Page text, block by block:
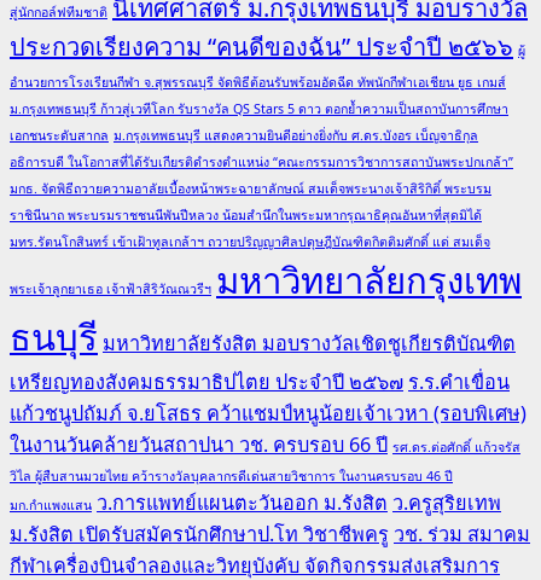
สู่นักกอล์ฟทีมชาติ นิเทศศาสตร์ ม.กรุงเทพธนบุรี มอบรางวัล
ประกวดเรียงความ “คนดีของฉัน” ประจำปี ๒๕๖๖ ผู้
อำนวยการโรงเรียนกีฬา จ.สุพรรณบุรี จัดพิธีต้อนรับพร้อมอัดฉีด ทัพนักกีฬาเอเชียน ยูธ เกมส์
ม.กรุงเทพธนบุรี ก้าวสู่เวทีโลก รับรางวัล QS Stars 5 ดาว ตอกย้ำความเป็นสถาบันการศึกษา
เอกชนระดับสากล ม.กรุงเทพธนบุรี แสดงความยินดีอย่างยิ่งกับ ศ.ดร.บังอร เบ็ญจาธิกุล
อธิการบดี ในโอกาสที่ได้รับเกียรติดำรงตำแหน่ง “คณะกรรมการวิชาการสถาบันพระปกเกล้า”
มกธ. จัดพิธีถวายความอาลัยเบื้องหน้าพระฉายาลักษณ์ สมเด็จพระนางเจ้าสิริกิติ์ พระบรม
ราชินีนาถ พระบรมราชชนนีพันปีหลวง น้อมสำนึกในพระมหากรุณาธิคุณอันหาที่สุดมิได้
มทร.รัตนโกสินทร์ เข้าเฝ้าทูลเกล้าฯ ถวายปริญญาศิลปดุษฎีบัณฑิตกิตติมศักดิ์ แด่ สมเด็จ
พระเจ้าลูกยาเธอ เจ้าฟ้าสิริวัณณวรีฯ มหาวิทยาลัยกรุงเทพ
ธนบุรี มหาวิทยาลัยรังสิต มอบรางวัลเชิดชูเกียรติบัณฑิต
เหรียญทองสังคมธรรมาธิปไตย ประจำปี ๒๕๖๗ ร.ร.คำเขื่อน
แก้วชนูปถัมภ์ จ.ยโสธร คว้าแชมป์หนูน้อยเจ้าเวหา (รอบพิเศษ)
ในงานวันคล้ายวันสถาปนา วช. ครบรอบ 66 ปี รศ.ดร.ต่อศักดิ์ แก้วจรัส
วิไล ผู้สืบสานมวยไทย คว้ารางวัลบุคลากรดีเด่นสายวิชาการ ในงานครบรอบ 46 ปี
มก.กำแพงแสน ว.การแพทย์แผนตะวันออก ม.รังสิต ว.ครูสุริยเทพ
ม.รังสิต เปิดรับสมัครนักศึกษาป.โท วิชาชีพครู วช. ร่วม สมาคม
กีฬาเครื่องบินจำลองและวิทยุบังคับ จัดกิจกรรมส่งเสริมการ